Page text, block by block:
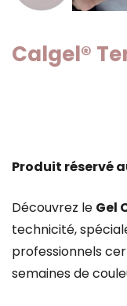
Calgel®
Produit réservé
Découvrez le Gel
technicité,
professionnels
semaines de